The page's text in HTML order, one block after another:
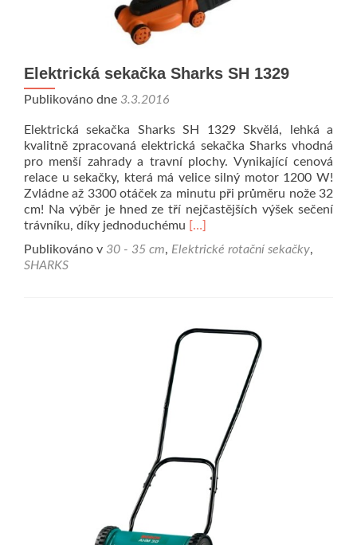
Elektrická sekačka Sharks SH 1329
Publikováno dne 3.3.2016
Elektrická sekačka Sharks SH 1329 Skvělá, lehká a
kvalitně zpracovaná elektrická sekačka Sharks vhodná
pro menší zahrady a travní plochy. Vynikající cenová
relace u sekačky, která má velice silný motor 1200 W!
Zvládne až 3300 otáček za minutu při průměru nože 32
cm! Na výběr je hned ze tří nejčastějších výšek sečení
trávníku, díky jednoduchému Přečíst si víc oElektrická
[…]
Publikováno v 30 - 35 cm, Elektrické rotační sekačky,
SHARKS